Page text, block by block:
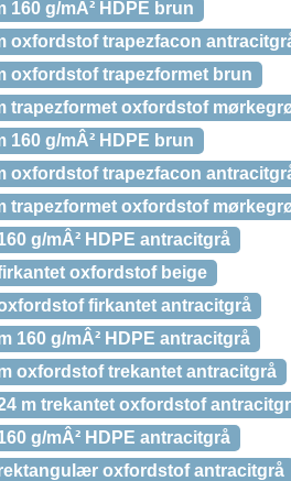
160 g/mÂ² HDPE brun
oxfordstof trapezfacon
oxfordstof trapezformet brun
trapezformet oxfordstof
160 g/mÂ² HDPE brun
oxfordstof trapezfacon
trapezformet oxfordstof
g/mÂ² HDPE antracitgrå
oxfordstof beige
firkantet antracitgrå
160 g/mÂ² HDPE antracitgrå
oxfordstof trekantet antracitgrå
m trekantet oxfordstof
g/mÂ² HDPE antracitgrå
oxfordstof antracitgrå